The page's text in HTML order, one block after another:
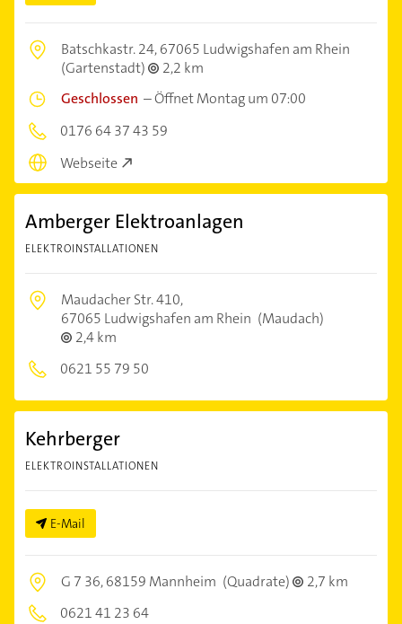
Batschkastr. 24,67065 Ludwigshafen am Rhein
(Gartenstadt)
2,2 km
Geschlossen –Öffnet Montag um 07:00
0176 64 37 43 59
Webseite
Amberger Elektroanlagen
ELEKTROINSTALLATIONEN
Maudacher Str. 410,
67065 Ludwigshafen am Rhein (Maudach)
2,4 km
0621 55 79 50
Kehrberger
ELEKTROINSTALLATIONEN
E-Mail
G 7 36,68159 Mannheim (Quadrate)
2,7 km
0621 41 23 64